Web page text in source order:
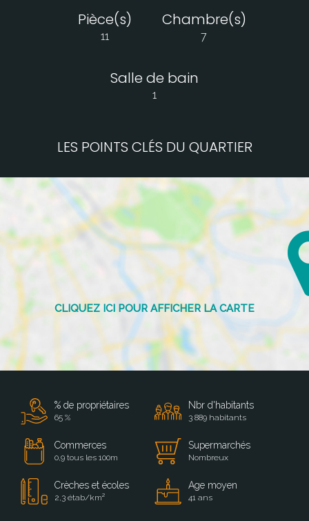
Pièce(s)
11
Chambre(s)
7
Salle de bain
1
LES POINTS CLÉS DU QUARTIER
% de propriétaires
65 %
Nbr d'habitants
3 889 habitants
Commerces
0,9 tous les 100m
Supermarchés
Nombreux
Crèches et écoles
2,3 étab/km²
Age moyen
41 ans